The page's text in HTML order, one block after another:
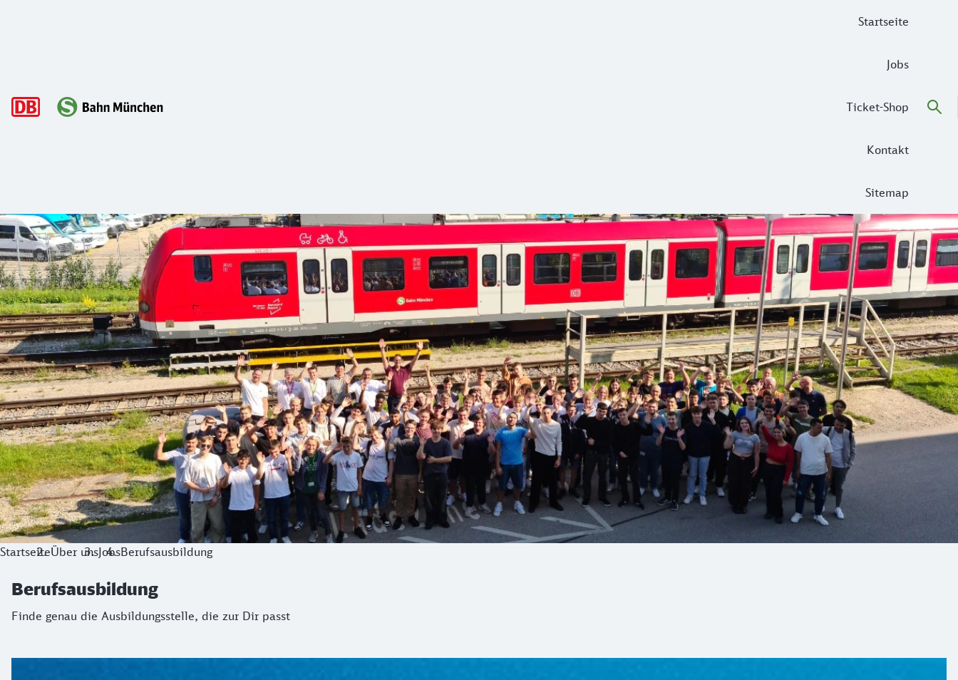
Startseite
Jobs
Ticket-Shop
Kontakt
Sitemap
Berufsausbildung
Finde genau die Ausbildungsstelle, die zur Dir passt
StartseiteÜber unsJobsBerufsausbildung
Berufsausbildung
Finde genau die Ausbildungsstelle, die zur Dir passt